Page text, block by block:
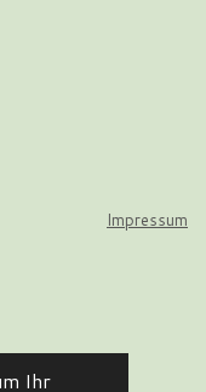
Ihr
Impressum